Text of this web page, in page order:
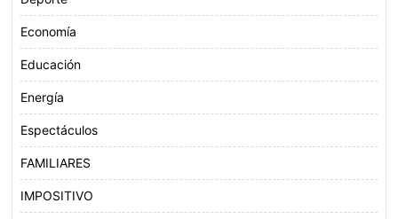
Economía
Educación
Energía
Espectáculos
FAMILIARES
IMPOSITIVO